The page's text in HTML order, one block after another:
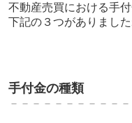
不動産売買における手
下記の３つがありました
手付金の種類
－－－－－－－－－－